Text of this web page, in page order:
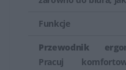
profesjonalnych, które
odświeżania czy
Funkcje
Przewodnik
Pracuj